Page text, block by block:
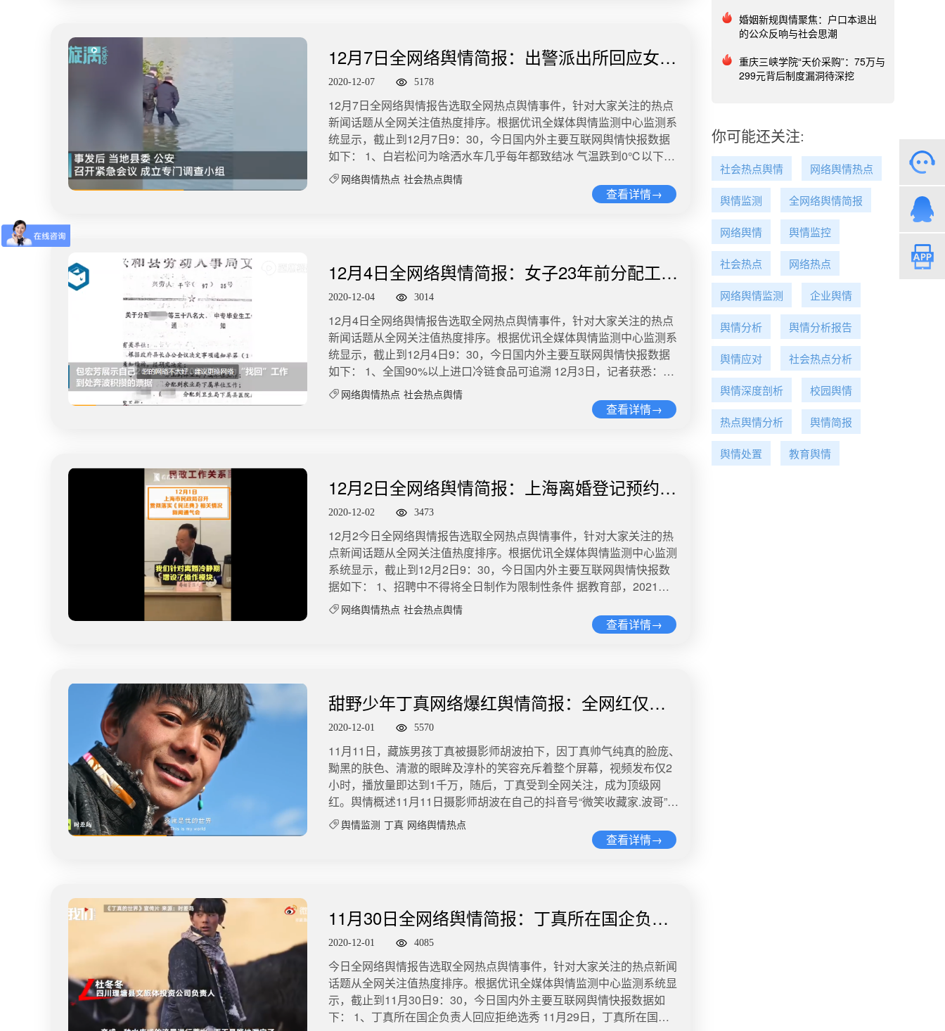
罗永浩又被限制消费 天眼查App显示，近日，北京锤子数码科技有限公
司新增一则被限制消费信息。该限制消费令案号为(2020)津0103执
4190号，立案日期为2020年9月7日，被限制消费人员为@罗永浩 。天
眼查App显示，北京锤子数码科技有限公司目前关联数十条被限制消费
信息。 微博舆情热度：阅读1.4亿 讨论7860 7、可口可乐第三次被评最
大塑料污染者 据《卫报》12月7日报道，可口可乐、百事可乐和雀巢已
连续第三年被评为全球三大塑料污染企业，被指在减少塑料垃圾方面
“零进展”。有环保组织调查了55个国家的30多万件垃圾，其中可口可乐
品牌的塑料垃圾最多。 微博舆情热度：阅读2.1亿 讨论5266 8、大连13
岁杀人少年家房屋将变卖 12月8日，大连13岁少年杀人案中，被强制执
封，或将“以房抵债”，但由于该房屋系淇淇遇害地，淇淇家属无法接受
这一抵偿方式，将考虑其他方法尽力完成变卖。 微博舆情热度：阅读
2.3亿 讨论3490 9、素媛案主犯希望和受害者见面 韩国“素媛案”主犯赵
斗顺将于本周末出狱。据韩国媒体报道，服刑期间赵斗顺曾多次在请愿
书中称自己对于犯罪当时的情况什么都记不起来，素媛案主犯希望和受
害者见面。据悉，赵斗顺的请愿书中，曾称罪名太“丢脸”，自己一次也
没有向其他犯人透露过。赵斗顺收监后到目前为止提交的请愿书超过
起来的说法;因为喝醉了，所以也觉得自己没有什么罪过。同时，赵斗顺
在请愿书的结尾还经常写道：“最后拜托您了，恳切地希望您一定要让
官方通报称，因思源实验学校五年级的几名男学生违反学校管理规定，
班主任孙某某和老师万某某先后对几名学生进行批评教育，万某某在批
评教育学生过程中行为过激，踢了学生。12月8日，东南大学校发布的
一份文件显示，该校取消2020届经济管理学院学生万某某推荐免试研究
生资格。据悉，该生为南华学生被踢事件中的涉事支教教师。 微博舆情
热度：阅读3532.3万 讨论867 12月9日全网络舆情报告选取全网热点舆
情事件，针对大家关注的热点新闻话题从全网关注值热度排序。根据优
讯全媒体舆情监测中心监测系统显示，截止到12月9日9：30，今日国
内外主要互联网舆情快报数据如下： 1、坚决抵制演员不背台词等行为
日前，中国电视剧制作产业协会发文规范电视剧（网络剧）制作。意见
日，0~6时，四川省成都市新增3例新冠肺炎确诊病例。其中1人为昨日
郫都区确诊病例的密切接触者筛查发现，另外2人为太平村居民核酸筛
孩信息遭泄露 今天，成都确诊的20岁女孩个人信息遭泄露，引起热
议。去除少数恶意成分，这也或多或少折射出人们对疫情出现的焦虑
感。转发提醒：现在，不是把注意力过度放在个别病例上的时候，我们
应保持平和心态和理性态度，绷紧防疫意识不放松！ 微博舆情热度：阅
读4.3亿 讨论1.7万 4、石家庄通报女婴坠楼事件 2月8日，河北石家庄。
官方通报女婴坠楼：11月30日成立专班后两次带女婴到医院检查治疗均
滴后身亡。孙女士称，事发后医院一直未出面协商后续问题。随后，@
漩涡视频 根据家属提供号码联系当事医生，但电话一直未接通。 微博
舆情热度：阅读1.2亿 讨论4701 6、罗永浩又被限制消费 天眼查App显
示，近日，北京锤子数码科技有限公司新增一则被限制消费信息。该限
制消费令案号为(2020)津0103执4190号，立案日期为2020年9月7日，
被限制消费人员为@罗永浩 。天眼查App显示，北京锤子数码科技有限
公司目前关联数十条被限制消费信息。 微博舆情热度：阅读1.4亿 讨论
7860 7、可口可乐第三次被评最大塑料污染者 据《卫报》12月7日报
应进一步考虑现场状况，让120、消防应急救援、谈判专家或心理咨询
师（医生）同步联动处置。3.现场的人员既然有时间拍视频或已发现，
“冷漠”看着生命消亡。4.当地处警装备应该更齐全，救生圈、救生衣、
救生绳、急救包成为处警的标配。（浙江处警车上全部都有）5.静待安
徽当地警方联合调查结果，回应网民期待。6.生命至上，举一反三，以
案为戒，提升类似警情的处置能力。 同日，涉事女孩的父亲周先生接受
记者采访。他表示，“当时小孩背对着这些民警，如果速度快一点应该
能给她拉回来。当然了救不救是他的权利，我不好说人家，（现在）由
步，但父女两人还是满意的。 12月7日 九派新闻记者采访到溺亡女孩父
亲，父亲表示，没有做到家长应尽的义务，希望女儿是最后一个跳河自
杀的人。“警方错在当时救援不力，其他的事，我不怪政府。对与错，
是与非，有关部门会介入调查。” 目前，安徽安庆望江县公安局尚未就
事件调查进展做进一步通报，持续关注！ 微博话题#跳河女孩出警派出
所称警察不是超人##央视主播评安徽女孩轻生溺亡##跳河溺亡女孩父亲
回忆事发前细节##安徽溺亡女孩父亲发声##安徽溺亡女孩事件最新进展
##金华公安评警察注视女生溺亡被停职#等多个话题登上热搜，其中#央
视主播评安徽女孩轻生溺亡#截止12月8日14:00，阅读已达2.3亿+，讨
察，前面有着“人民”二字，就是要满足老百姓心里对于民警的期待。当
然，生命至上，不仅是对被救者的承诺，也是对救人者的关怀。但不幸
的是，这一次奇迹并没有发生。因此在人们心里，没能挽救望江投河少
女的生命，就是一次失败的救援！ 没有事实依据的批评，会让救援者感
到心寒：作为关注者，决不能因为一次失败的救援而否定全盘。在结果
出来之前，贸然的指责只会让曾经奋力救人者伤心。 当他们走上天台、
跨进河流，一切的救援都称不上及时：最好的救援，是从心出发。健全
助、心理疏导、法律援助，最大限度消解社会戾气。让百姓的郁结有处
化解，让百姓的忧愁有处诉说，让人们知道，我们每个人都不会孤立无
基层警情千变万化，民警背后更需有强大的支撑系统。救生装备是否标
配，是否有技能培训。调查结果不是终点，更希望由此做出改变。 ——
央视主播郭志坚：《挽救一个生命，不能一命换一命》 我们会发现，所
有成功的救援工作中都有一个关键词，那就是救生设备。无论是救生
衣、救生圈还是救生绳，都是警察必备的。因此，不要用“能力不足”为
此次事件中的民警开脱，这并不是能力的问题。在女子纵身跳入河中
后，民警采取的方式是手拉手下水救援。我相信，既然警察是愿意下水
的，比起同伴的手，他们更愿意拿的是一个救生圈，或是背一个救生
衣。 分析过往案例可以发现，民警参与水上救援不幸牺牲的情况，主要
原因是情况偶然，缺乏准备，救援难度过大。女孩所跳的华阳河正处在
国青年报-《比起同伴的手，警察更愿意拿一个救生圈》 日常民众都习
惯于“有困难找警察”，过去也有很多报道提到，有的人遇到鸡毛蒜皮事
门的角色认知还较为模糊，而公安民警可能也存在负担过重的问题。就
此次事件而言，如果报警时选择的是119消防热线，可能会有不同的结
果；而110热线目前或许在应对时也缺乏一定的灵活性，如果在接到报
警后协调119消防警察做出应对，也可能改变整个事件的走向。 事后总
12月7日全网络舆情简报：出警派出所回应女孩
跳河自杀
2020-12-07 5178
12月7日全网络舆情报告选取全网热点舆情事件，针对大家关注的热点
新闻话题从全网关注值热度排序。根据优讯全媒体舆情监测中心监测系
统显示，截止到12月7日9：30，今日国内外主要互联网舆情快报数据
如下： 1、白岩松问为啥洒水车几乎每年都致结冰 气温跌到0℃以下，
洒水车继续工作，导致路面结冰行人摔倒。这样的新闻几乎每年都有，
都被谴责，但是今年换个地方继续来……11月29日，山东枣庄就再次出
现了-4℃，但之前洒水车洒水导致路面结冰，有人连人带电动车一起摔
助生殖技术管理办法》，医疗机构和医务人员不得实施任何形式的代孕
技术。实施代孕技术的，由省、自治区、直辖市人民政府卫生行政部门
的，依法追究刑事责任。 微博舆情热度：阅读3.6亿 讨论3.7万 3、出警
派出所回应女孩跳河自杀 12月4日，安徽望江县一名17岁高中女生跳河
溺亡。有网友质疑警方没有及时、正确地施救。警方通报称涉事民警、
辅警已停职接受调查。12月5日，媒体连线了出警救援的雷阳派出所，
对方表示，网络谣言歪曲事实，很多人不了解现场情况就妄加评论。女
生所站的位置，往前一步就是深水区域。所里出警的工作人员已积极施
手机的人较多，分不出是谁拿走的。学校负责人称，同场30位考生无人
“承认”，已报警。 微博舆情热度：阅读2.8亿 讨论5406 5、摩萨德指挥
官疑似在以色列遭枪杀 据俄罗斯卫星通讯社6日援引伊朗Press TV消
息，当地时间3日晨间，一名45岁男子在以色列首都特拉维夫遭枪击身
亡，其身份为以色列摩萨德高级指挥官。 微博舆情热度：阅读9257.3
万 讨论4541 6、超1000家房企转行养猪 最强猪周期让生猪养殖行业坐
上了风口，收获了红利。从市场占有率来看，猪王争霸的实质，就是温
氏、牧原和新希望三家企业之间的“三国杀”。过去几年，温氏股份一直
稳坐“猪王”头把交椅。仅一年多，牧原股份股价上涨6倍之多。今年6月
发布的福布斯中国富豪榜上，秦英林家族以2416亿元的财富值位列榜单
圈。新希望集团董事长刘永好表示：“今天房地产转行做养猪的，我们
简单地算了一下全国超过1000家。” 微博舆情热度：阅读1579万 讨论
782
网络舆情热点 社会热点舆情
查看详情→
12月4日全网络舆情简报：女子23年前分配工作
至今未有通知
2020-12-04 3014
12月4日全网络舆情报告选取全网热点舆情事件，针对大家关注的热点
新闻话题从全网关注值热度排序。根据优讯全媒体舆情监测中心监测系
统显示，截止到12月4日9：30，今日国内外主要互联网舆情快报数据
如下： 1、全国90%以上进口冷链食品可追溯 12月3日，记者获悉：市
场监管总局正全面推进进口冷链食品追溯管理平台建设，进一步强化新
冠病毒输入风险“物防”措施。目前，全国进口冷链食品追溯管理平台上
线运行。接入全国平台试运行的9个省（市），冷链食品首站进口量占
作却一直未通知上班，多年来，包宏芳为“找回”23年前分配的工作到处
奔波，“我要工作”“我要追责”的念头成为她生活的重心。近日，兴和县卫
事关系。 微博舆情热度：阅读3.3亿 讨论5863 3、我国在月球首次实现
国旗独立展示 12月3日23时10分，嫦娥五号上升器3000N发动机工作约
6分钟，成功将携带样品的上升器送入到近月点环月轨道。点火起飞
前，着上组合体实现月面国旗展开以及上升器、着陆器的解锁分离。此
次国旗展开是我国在月球表面首次实现国旗的“独立展示”！（总台央视
记者崔霞 王世玉） 微博舆情热度：阅读9911.5万 讨论2万 4、澳总理微
读2.1亿 讨论7446 5、中国量子计算原型机九章问世 我国科学家4日宣
布构建了76个光子（量子比特）的量子计算原型机“九章”。以速度来
看，求解数学算法高斯玻色取样的速度只需200秒，而目前的超级计算
机要用6亿年。通常认为，50个量子比特是证明量子计算机有望超越传
统计算机的关键门槛。“九章”得名于我国古代一部知名的数学专著。
（记者董瑞丰、徐海涛） 微博舆情热度：阅读2810.1万 讨论4488 6、
美发布限制中共党员及家属赴美旅行新规 据美国《纽约时报》网站报
道，特朗普政府当地时间周三发布新规，限制中国共产党党员及其直系
亲属赴美旅行，此举无疑将进一步加剧两国之间的紧张关系。据两名知
情人士透露，这项新政将中共党员及其家属的赴美旅行签证最长有效期
南京警方捣毁了一个售假团伙，这个团伙以直播带货的方式，3天内卖
出了1.5万支冒牌的“大牌”口红。据悉，南京市民陈女士在某直播平台发
现，某品牌口红在做直播促销，主播声称货物积压，清仓大甩卖。市场
价300多元的口红只要49.9元。陈女士被优惠的价格打动了，立即下单
购买。收到口红后，陈女士发现，口红和平时在商场里买的不一样。随
后，办案民警抓获了造假团伙的四名成员。经查犯罪嫌疑人周某原本在
购物平台做美妆生意，但觉得利润微薄，便从其他渠道购买假冒品牌口
网络舆情热点 社会热点舆情
查看详情→
12月2日全网络舆情简报：上海离婚登记预约将
改为申请预约
2020-12-02 3473
12月2今日全网络舆情报告选取全网热点舆情事件，针对大家关注的热
点新闻话题从全网关注值热度排序。根据优讯全媒体舆情监测中心监测
系统显示，截止到12月2日9：30，今日国内外主要互联网舆情快报数
据如下： 1、招聘中不得将全日制作为限制性条件 据教育部，2021届
高校毕业生总规模预计909万人，同比增加35万。教育部、人力资源社
会保障部共同部署做好2021届全国普通高校毕业生就业创业工作。 ​ 微
化、持续保持社会活力的治本之策。目前，受多方影响，我国适龄人口
生育意愿偏低，总和生育率已跌破警戒线，人口发展进入关键转折期。
预约 12月1日，上海市民政局举行新闻通气会，介绍贯彻落实《民法
典》相关情况。《民法典》新增了30天“离婚冷静期”制度，目前上海民
政局专门研发了针对离婚冷静期的操作模块。市民在“一网通办”上进行
离婚登记的预约也将调整为离婚登记申请预约，在30天内任何一方不愿
意离婚的，可以向婚姻登记机关撤回离婚登记申请。 微博舆情热度：阅
冠病毒就已在美国出现，且新冠在美国的传播比检测结果表明的还要广
泛得多。 微博舆情热度：阅读2.3亿 讨论1.7万 5、住在5元旅店的女人
们 在吉林市，有一家开了24年的女子旅店。以前，花两元便能在这儿
住一晚，现在房费涨到了五元。有人睡了一晚就走；有人把这里当成落
脚地；还有人在这里“养老”。旅店的老板孙二娘，今年68岁了，这个小
个子女人性格泼辣。这里的住客最年长的超过70岁，最小的刚过30岁，
多是被家暴后逃出来的女人…每位住客都是有故事的人。 微博舆情热
度：阅读2.6亿 讨论2.7万 6、虞书欣妈妈被限制消费 据天眼查数据显
网络舆情热点 社会热点舆情
查看详情→
甜野少年丁真网络爆红舆情简报：全网红仅仅
靠的颜值？
2020-12-01 5570
11月11日，藏族男孩丁真被摄影师胡波拍下，因丁真帅气纯真的脸庞、
黝黑的肤色、清澈的眼眸及淳朴的笑容充斥着整个屏幕，视频发布仅2
小时，播放量即达到1千万，随后，丁真受到全网关注，成为顶级网
红。舆情概述11月11日摄影师胡波在自己的抖音号“微笑收藏家.波哥”发
了一条7秒左右的短视频。截止12月1日，该视频点赞数已经达到275.4
万，13.57粉丝转发。抖音截图11月12日微博大V@“灰兔子大叔”（粉丝
310万）微博转发丁真该视频：“woc！藏族康巴汉子也太帅了吧！！！
示，11月15日，理塘县的搜索指数达到一个小高峰。11月18日丁真与
理塘县国资委下属国有公司——理塘文旅正式签约。据《红星新闻》报
塘和甘孜的旅游出力，每个月3500元，有五险一金；一份是代理合同，
理塘文旅要代理丁真的著作权、肖像权，去帮他争取一些利益，帮丁真
把关合作机构，但不参与任何的分成。11月21日微博账号@理塘丁真
（11月18日开通）发布第一条微博，配文：“入职照，我是丁真”。微博
舆情监测 丁真 网络舆情热点
查看详情→
11月30日全网络舆情简报：丁真所在国企负责
人回应拒绝选秀
2020-12-01 4085
今日全网络舆情报告选取全网热点舆情事件，针对大家关注的热点新闻
话题从全网关注值热度排序。根据优讯全媒体舆情监测中心监测系统显
示，截止到11月30日9：30，今日国内外主要互联网舆情快报数据如
下： 1、丁真所在国企负责人回应拒绝选秀 11月29日，丁真所在国企
婚姻新规舆情聚焦：户口本退出
的公众反响与社会思潮
重庆三峡学院“天价采购”：75万与
299元背后制度漏洞待深挖
你可能还关注:
社会热点舆情 网络舆情热点
舆情监测 全网络舆情简报
网络舆情 舆情监控
社会热点 网络热点
网络舆情监测 企业舆情
舆情分析 舆情分析报告
舆情应对 社会热点分析
舆情深度剖析 校园舆情
热点舆情分析 舆情简报
舆情处置 教育舆情